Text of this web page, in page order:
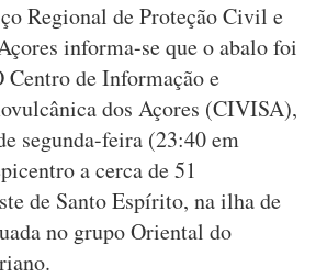
Regional de Proteção Civil e
informa-se que o abalo foi
Centro de Informação e
dos Açores (CIVISA),
segunda-feira (23:40 em
a cerca de 51
de Santo Espírito, na ilha de
no grupo Oriental do